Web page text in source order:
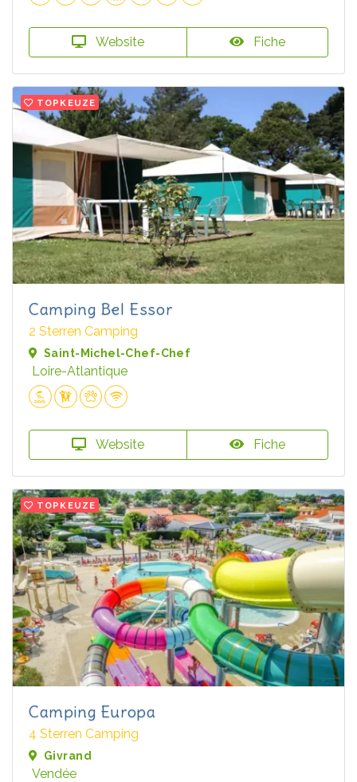
Website Fiche
TOPKEUZE
Camping Bel Essor
2 Sterren Camping
Saint-Michel-Chef-Chef
Loire-Atlantique
Website Fiche
TOPKEUZE
Camping Europa
4 Sterren Camping
Givrand
Vendée